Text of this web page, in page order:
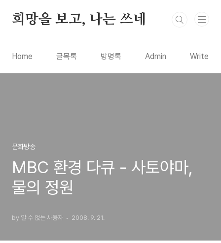
희망을 보고, 나는 쓰네
Home 글목록 방명록 Admin Write
문화방송
MBC 환경 다큐 - 사토야마,
물의 정원
by 알 수 없는 사용자 2008. 9. 21.